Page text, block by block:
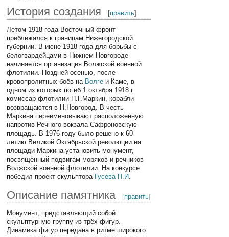
История создания [править]
Летом 1918 года Восточный фронт
приближался к границам Нижегородской
губернии. В июне 1918 года для борьбы с
белогвардейцами в Нижнем Новгороде
начинается организация Волжской военной
флотилии. Поздней осенью, после
кровопролитных боёв на Волге и Каме, в
одном из которых погиб 1 октября 1918 г.
комиссар флотилии Н.Г.Маркин, корабли
возвращаются в Н.Новгород. В честь
Маркина переименовывают расположенную
напротив Речного вокзала Сафроновскую
площадь. В 1976 году было решено к 60-
летию Великой Октябрьской революции на
площади Маркина установить монумент,
посвящённый подвигам моряков и речников
Волжской военной флотилии. На конкурсе
победил проект скульптора Гусева П.И
Описание памятника [править]
Монумент, представляющий собой
скульптурную группу из трёх фигур.
Динамика фигур передана в ритме широкого